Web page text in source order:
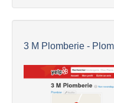
3 M Plomberie -